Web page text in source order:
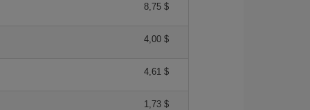
8,75 $
4,00 $
4,61 $
1,73 $